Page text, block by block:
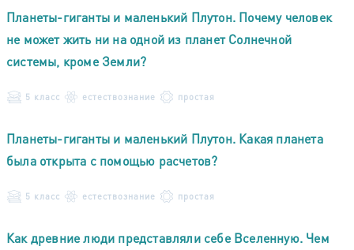
Планеты-гиганты и маленький Плутон. Почему человек
не может жить ни на одной из планет Солнечной
системы, кроме Земли?
5 класс естествознание простая
Планеты-гиганты и маленький Плутон. Какая планета
была открыта с помощью расчетов?
5 класс естествознание простая
Как древние люди представляли себе Вселенную. Чем